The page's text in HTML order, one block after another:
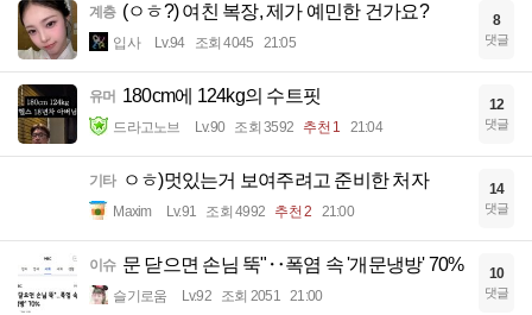
계층 (ㅇㅎ?) 여친 복장, 제가 예민한 건가요?
입사 Lv.94 조회 4045 21:05
8
댓글
유머 180cm에 124kg의 수트핏
드라고노브 Lv.90 조회 3592 추천 1 21:04
12
댓글
기타 ㅇㅎ)멋있는거 보여주려고 준비한 처자
Maxim Lv.91 조회 4992 추천 2 21:00
14
댓글
이슈 문 닫으면 손님 뚝"‥폭염 속 '개문냉방' 70%
슬기로움 Lv.92 조회 2051 21:00
10
댓글